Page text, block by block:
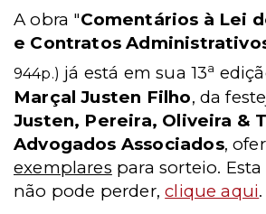
A obra "Comentários à Lei
e Contratos
944p.) já está em sua 13a
Marçal Justen Filho, da
Justen, Pereira, Oliveira &
Advogados Associados,
exemplares para sorteio.
não pode perder,clique aqui.